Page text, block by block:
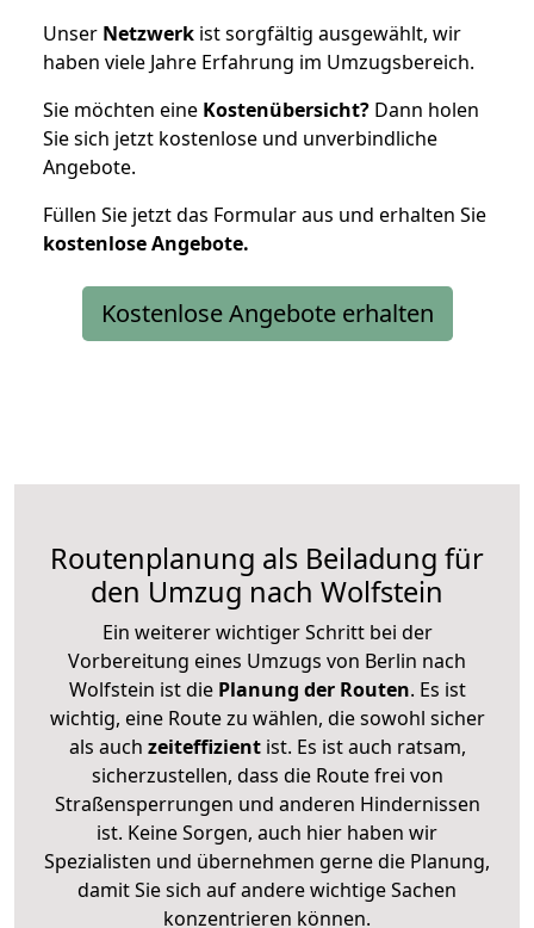
Unser Netzwerk ist sorgfältig ausgewählt, wir
haben viele Jahre Erfahrung im Umzugsbereich.
Sie möchten eine Kostenübersicht? Dann holen
Sie sich jetzt kostenlose und unverbindliche
Angebote.
Füllen Sie jetzt das Formular aus und erhalten Sie
kostenloseAngebote.
Kostenlose Angebote erhalten
Routenplanung als Beiladung für
den Umzug nach Wolfstein
Ein weiterer wichtiger Schritt bei der
Vorbereitung eines Umzugs von Berlin nach
Wolfstein ist diePlanung der Routen. Es ist
wichtig, eine Route zu wählen, die sowohl sicher
als auch zeiteffizientist. Es ist auch ratsam,
sicherzustellen, dass die Route frei von
Straßensperrungen und anderen Hindernissen
ist. Keine Sorgen, auch hier haben wir
Spezialisten und übernehmen gerne die Planung,
damit Sie sich auf andere wichtige Sachen
konzentrieren können.